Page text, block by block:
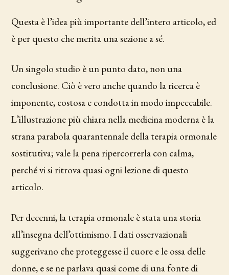
Questa è l’idea più importante dell’intero articolo, ed
è per questo che merita una sezione a sé.
Un singolo studio è un punto dato, non una
conclusione. Ciò è vero anche quando la ricerca è
imponente, costosa e condotta in modo impeccabile.
L’illustrazione più chiara nella medicina moderna è la
strana parabola quarantennale della terapia ormonale
sostitutiva; vale la pena ripercorrerla con calma,
perché vi si ritrova quasi ogni lezione di questo
articolo.
Per decenni, la terapia ormonale è stata una storia
all’insegna dell’ottimismo. I dati osservazionali
suggerivano che proteggesse il cuore e le ossa delle
donne, e se ne parlava quasi come di una fonte di